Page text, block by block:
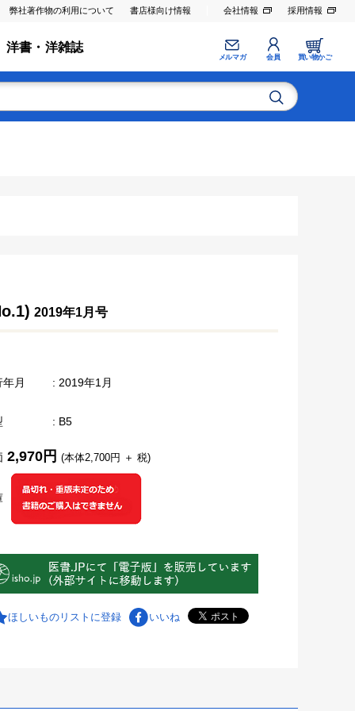
弊社著作物の利用について 書店様向け情報 会社情報 採用情報
洋書・洋雑誌
メルマガ 会員 買い物かご
2019年1月号
月 : 2019年1月
: B5
2,970円 (本体2,700円 ＋ 税)
ほしいものリストに登録 いいね